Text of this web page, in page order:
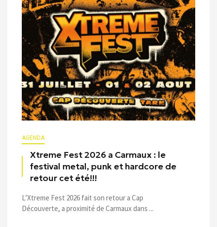
AGENDA
Xtreme Fest 2026 a Carmaux : le
festival metal, punk et hardcore de
retour cet été!!!
L’Xtreme Fest 2026 fait son retour a Cap
Découverte, a proximité de Carmaux dans ...